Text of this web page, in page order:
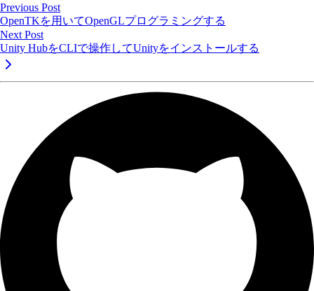
Previous Post
OpenTKを用いてOpenGLプログラミングする
Next Post
Unity HubをCLIで操作してUnityをインストールする